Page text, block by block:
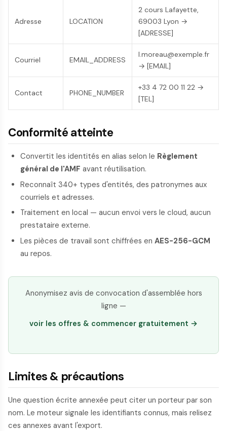
Adresse LOCATION
2 cours Lafayette,
69003 Lyon →
[ADRESSE]
Courriel EMAIL_ADDRESS
l.moreau@exemple.fr
→ [EMAIL]
Contact PHONE_NUMBER
+33 4 72 00 11 22 →
[TEL]
Conformité atteinte
Convertit les identités en alias selon le Règlement
général de l'AMF avant réutilisation.
Reconnaît 340+ types d'entités, des patronymes aux
courriels et adresses.
Traitement en local — aucun envoi vers le cloud, aucun
prestataire externe.
Les pièces de travail sont chiffrées en AES-256-GCM
au repos.
Anonymisez avis de convocation d'assemblée hors
ligne —
voir les offres & commencer gratuitement →
Limites & précautions
Une question écrite annexée peut citer un porteur par son
nom. Le moteur signale les identifiants connus, mais relisez
ces annexes avant l'export.